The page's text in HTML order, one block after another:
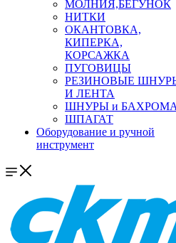
МОЛНИЯ,БЕГУНОК
НИТКИ
ОКАНТОВКА,
КИПЕРКА,
КОРСАЖКА
ПУГОВИЦЫ
РЕЗИНОВЫЕ
И ЛЕНТА
ШНУРЫ и БАХРОМА
ШПАГАТ
Оборудование и ручной
инструмент